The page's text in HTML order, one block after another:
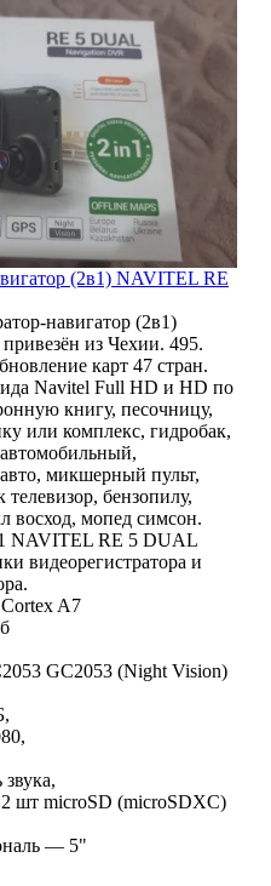
(2в1) NAVITEL RE
навигатор (2в1)
из Чехии. 495.
карт 47 стран.
Navitel Full HD и HD по
книгу, песочницу,
или комплекс, гидробак,
микшерный пульт,
телевизор, бензопилу,
восход, мопед симсон.
NAVITEL RE 5 DUAL
видеорегистратора и
A7
GC2053 (Night Vision)
шт microSD (microSDXC)
— 5"